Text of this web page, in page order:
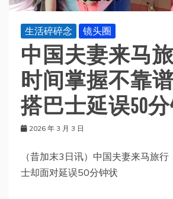
生活碎碎念 镜头圈
中国夫妻来马
时间掌握不靠
搭巴士延误50
2026 年 3 月 3 日
（昔加末3日讯）中国夫妻来马旅
士却面对延误50分钟状